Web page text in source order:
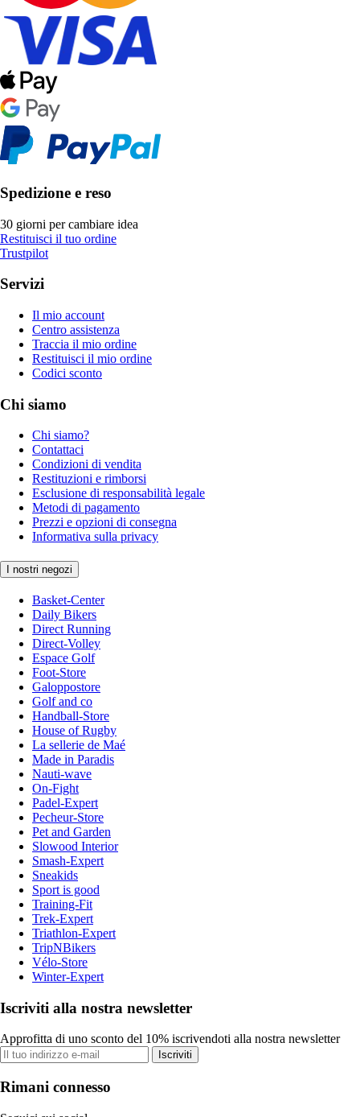
Spedizione e reso
30 giorni per cambiare idea
Restituisci il tuo ordine
Trustpilot
Servizi
Il mio account
Centro assistenza
Traccia il mio ordine
Restituisci il mio ordine
Codici sconto
Chi siamo
Chi siamo?
Contattaci
Condizioni di vendita
Restituzioni e rimborsi
Esclusione di responsabilità legale
Metodi di pagamento
Prezzi e opzioni di consegna
Informativa sulla privacy
I nostri negozi
Basket-Center
Daily Bikers
Direct Running
Direct-Volley
Espace Golf
Foot-Store
Galoppostore
Golf and co
Handball-Store
House of Rugby
La sellerie de Maé
Made in Paradis
Nauti-wave
On-Fight
Padel-Expert
Pecheur-Store
Pet and Garden
Slowood Interior
Smash-Expert
Sneakids
Sport is good
Training-Fit
Trek-Expert
Triathlon-Expert
TripNBikers
Vélo-Store
Winter-Expert
Iscriviti alla nostra newsletter
Approfitta di uno sconto del 10% iscrivendoti alla nostra newsletter
Iscriviti
Rimani connesso